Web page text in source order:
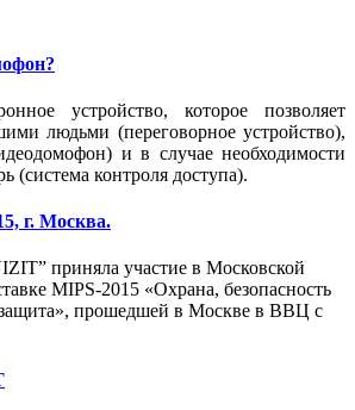
устройство, которое позволяет
людьми (переговорное устройство),
и в случае необходимости
(система контроля доступа).
г. Москва.
приняла участие в Московской
MIPS-2015 «Охрана, безопасность
прошедшей в Москве в ВВЦ с